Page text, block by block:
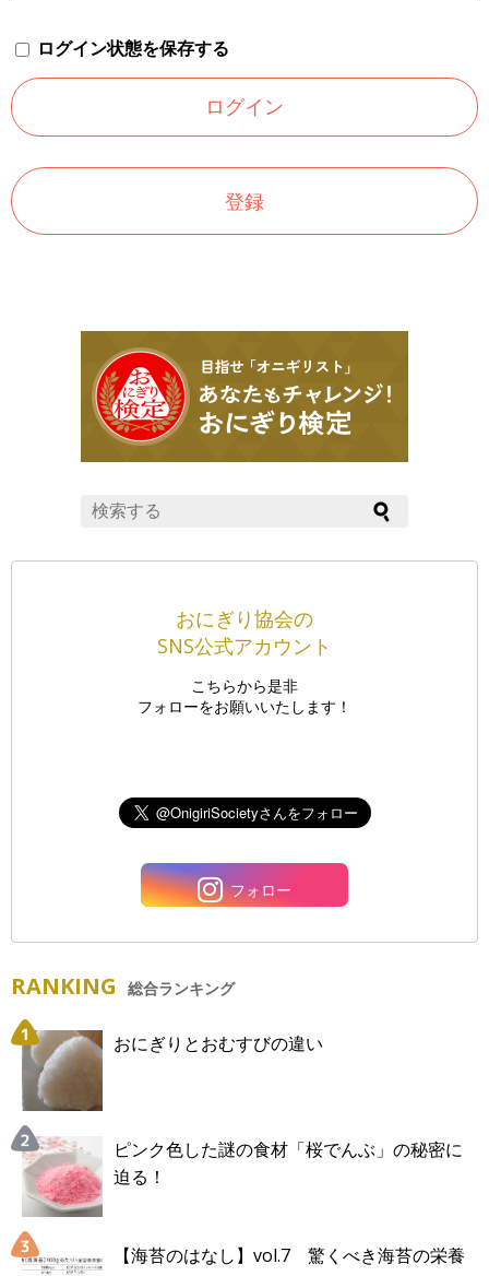
ログイン状態を保存する
登録
おにぎり協会の
SNS公式アカウント
こちらから是非
フォローをお願いいたします！
フォロー
RANKING 総合ランキング
おにぎりとおむすびの違い
ピンク色した謎の食材「桜でんぶ」の秘密に
迫る！
【海苔のはなし】vol.7 驚くべき海苔の栄養